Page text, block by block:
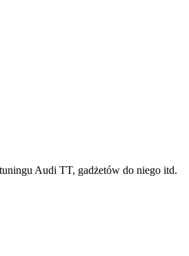
Audi TT, gadżetów do niego itd.